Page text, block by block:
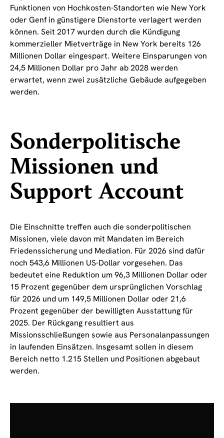
Funktionen von Hochkosten-Standorten wie New York
oder Genf in günstigere Dienstorte verlagert werden
können. Seit 2017 wurden durch die Kündigung
kommerzieller Mietverträge in New York bereits 126
Millionen Dollar eingespart. Weitere Einsparungen von
24,5 Millionen Dollar pro Jahr ab 2028 werden
erwartet, wenn zwei zusätzliche Gebäude aufgegeben
werden.
Sonderpolitische
Missionen und
Support Account
Die Einschnitte treffen auch die sonderpolitischen
Missionen, viele davon mit Mandaten im Bereich
Friedenssicherung und Mediation. Für 2026 sind dafür
noch 543,6 Millionen US-Dollar vorgesehen. Das
bedeutet eine Reduktion um 96,3 Millionen Dollar oder
15 Prozent gegenüber dem ursprünglichen Vorschlag
für 2026 und um 149,5 Millionen Dollar oder 21,6
Prozent gegenüber der bewilligten Ausstattung für
2025. Der Rückgang resultiert aus
Missionsschließungen sowie aus Personalanpassungen
in laufenden Einsätzen. Insgesamt sollen in diesem
Bereich netto 1.215 Stellen und Positionen abgebaut
werden.